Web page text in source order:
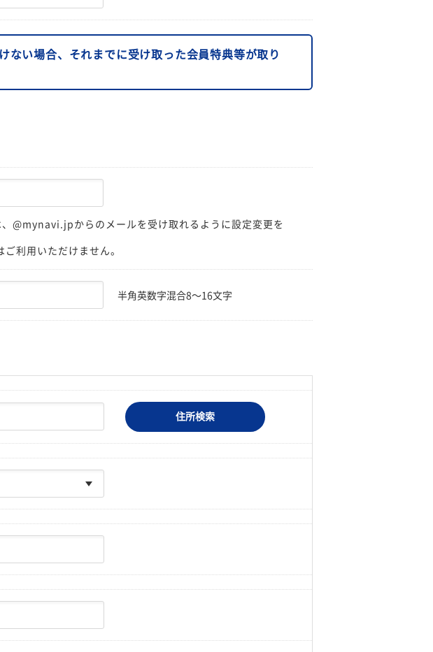
ない場合、それまでに受け取った会員特典等が取り
、@mynavi.jpからのメールを受け取れるように設定変更を
利用いただけません。
半角英数字混合8〜16文字
住所検索